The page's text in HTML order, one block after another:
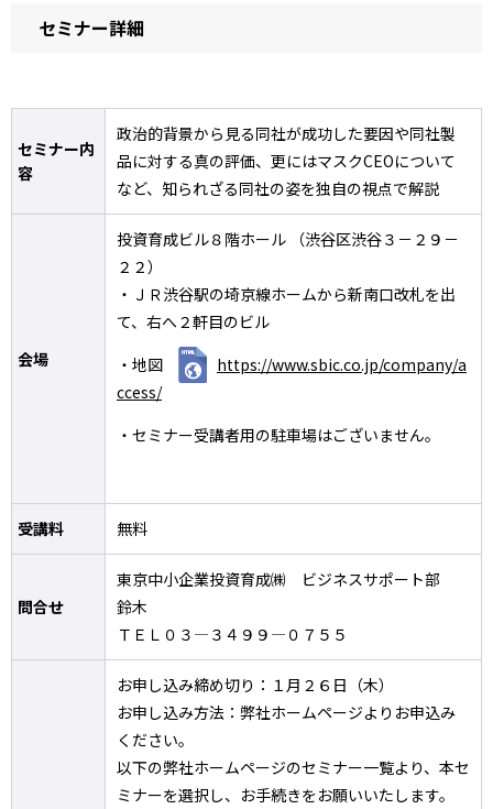
セミナー詳細
セミナー内
容
政治的背景から見る同社が成功した要因や同社製
品に対する真の評価、更にはマスクCEOについて
など、知られざる同社の姿を独自の視点で解説
会場
投資育成ビル８階ホール （渋谷区渋谷３－２９－
２２）
・ＪＲ渋谷駅の埼京線ホームから新南口改札を出
て、右へ２軒目のビル
・地図
https://www.sbic.co.jp/company/a
ccess/
・セミナー受講者用の駐車場はございません。
受講料 無料
問合せ
東京中小企業投資育成㈱ ビジネスサポート部
鈴木
ＴＥＬ０３―３４９９―０７５５
お申し込み締め切り：１月２６日（木）
お申し込み方法：弊社ホームページよりお申込み
ください。
以下の弊社ホームページのセミナー一覧より、本セ
ミナーを選択し、お手続きをお願いいたします。